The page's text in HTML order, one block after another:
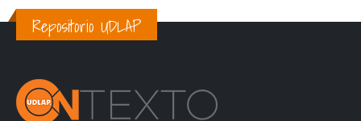
Repositorio UDLAP